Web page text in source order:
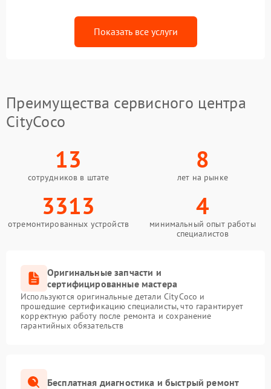
Показать все услуги
Преимущества сервисного центра
CityCoco
13
сотрудников в штате
8
лет на рынке
3313
отремонтированных устройств
4
минимальный опыт работы
специалистов
Оригинальные запчасти и
сертифицированные мастера
Используются оригинальные детали CityCoco и
прошедшие сертификацию специалисты, что гарантирует
корректную работу после ремонта и сохранение
гарантийных обязательств
Бесплатная диагностика и быстрый ремонт